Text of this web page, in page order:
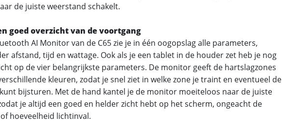
de juiste weerstand schakelt.
goed overzicht van de voortgang
AI Monitor van de C65 zie je in één oogopslag alle parameters,
afstand, tijd en wattage. Ook als je een tablet in de houder zet heb je nog
op de vier belangrijkste parameters. De monitor geeft de hartslagzones
kleuren, zodat je snel ziet in welke zone je traint en eventueel de
bijsturen. Met de hand kantel je de monitor moeiteloos naar de juiste
je altijd een goed en helder zicht hebt op het scherm, ongeacht de
hoeveelheid lichtinval.